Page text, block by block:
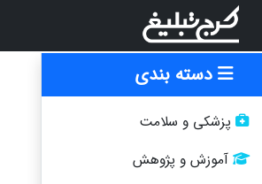
دسته بندی
پزشکی و سلامت
آموزش و پژوهش